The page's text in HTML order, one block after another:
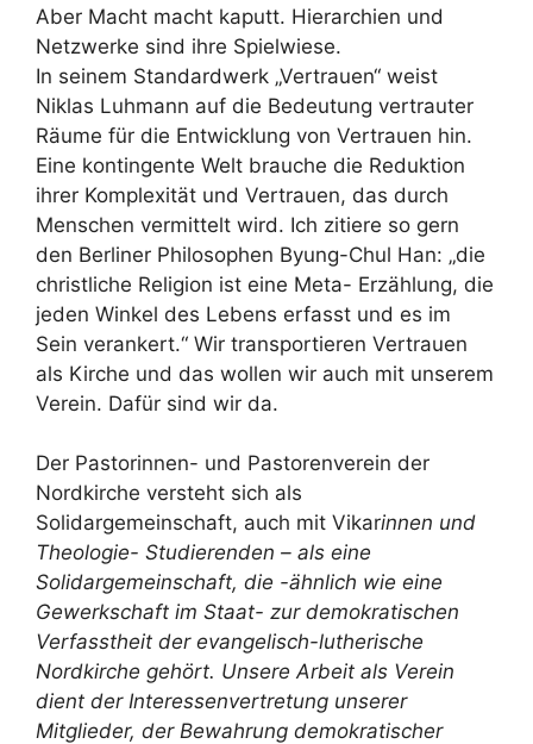
Aber Macht macht kaputt. Hierarchien und
Netzwerke sind ihre Spielwiese.
In seinem Standardwerk „Vertrauen“ weist
Niklas Luhmann auf die Bedeutung vertrauter
Räume für die Entwicklung von Vertrauen hin.
Eine kontingente Welt brauche die Reduktion
ihrer Komplexität und Vertrauen, das durch
Menschen vermittelt wird. Ich zitiere so gern
den Berliner Philosophen Byung-Chul Han: „die
christliche Religion ist eine Meta- Erzählung, die
jeden Winkel des Lebens erfasst und es im
Sein verankert.“ Wir transportieren Vertrauen
als Kirche und das wollen wir auch mit unserem
Verein. Dafür sind wir da.
Der Pastorinnen- und Pastorenverein der
Nordkirche versteht sich als
Solidargemeinschaft, auch mit Vikarinnen und
Theologie- Studierenden – als eine
Solidargemeinschaft, die -ähnlich wie eine
Gewerkschaft im Staat- zur demokratischen
Verfasstheit der evangelisch-lutherische
Nordkirche gehört. Unsere Arbeit als Verein
dient der Interessenvertretung unserer
Mitglieder, der Bewahrung demokratischer